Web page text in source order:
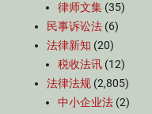
律师文集 (35)
民事诉讼法 (6)
法律新知 (20)
税收法讯 (12)
法律法规 (2,805)
中小企业法 (2)